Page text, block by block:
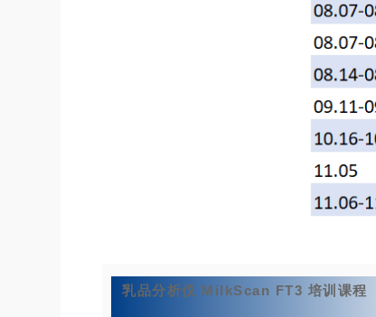
乳品分析仪 MilkScan FT3 培训课程